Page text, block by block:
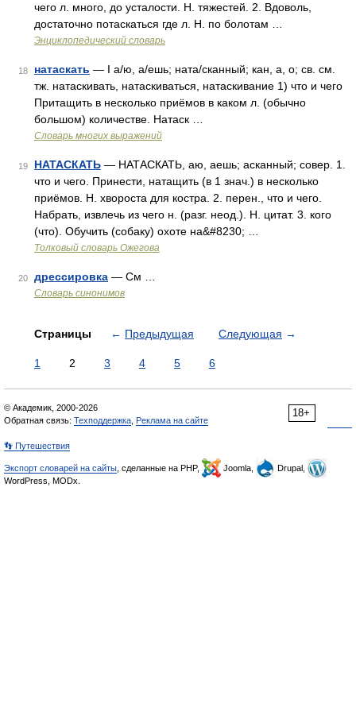
чего л. много, до усталости. Н. тяжестей. 2. Вдоволь,
достаточно потаскаться где л. Н. по болотам …
Энциклопедический словарь
18 натаскать — I а/ю, а/ешь; ната/сканный; кан, а, о; св. см.
тж. натаскивать, натаскиваться, натаскивание 1) что и чего
Притащить в несколько приёмов в каком л. (обычно
большом) количестве. Натаск …
Словарь многих выражений
19 НАТАСКАТЬ — НАТАСКАТЬ, аю, аешь; асканный; совер. 1.
что и чего. Принести, натащить (в 1 знач.) в несколько
приёмов. Н. хвороста для костра. 2. перен., что и чего.
Набрать, извлечь из чего н. (разг. неод.). Н. цитат. 3. кого
(что). Обучить (собаку) охоте на&#8230; …
Толковый словарь Ожегова
20 дрессировка — См …
Словарь синонимов
Страницы ← Предыдущая Следующая →
1 2 3 4 5 6
18+
© Академик, 2000-2026
Обратная связь: Техподдержка Реклама на сайте
👣 Путешествия
Экспорт словарей на сайты , сделанные на PHP, Joomla,
Drupal,
WordPress, MODx.